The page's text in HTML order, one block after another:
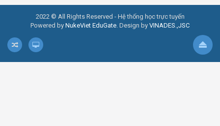
2022 © All Rights Reserved - Hệ thống học trực tuyến
Powered by NukeViet EduGate . Design by VINADES.,JSC